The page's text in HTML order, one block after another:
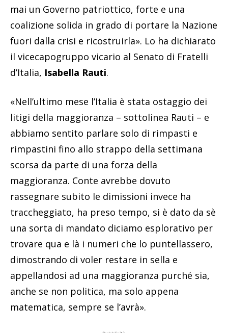
mai un Governo patriottico, forte e una
coalizione solida in grado di portare la Nazione
fuori dalla crisi e ricostruirla». Lo ha dichiarato
il vicecapogruppo vicario al Senato di Fratelli
d’Italia, Isabella Rauti.
«Nell’ultimo mese l’Italia è stata ostaggio dei
litigi della maggioranza – sottolinea Rauti – e
abbiamo sentito parlare solo di rimpasti e
rimpastini fino allo strappo della settimana
scorsa da parte di una forza della
maggioranza. Conte avrebbe dovuto
rassegnare subito le dimissioni invece ha
traccheggiato, ha preso tempo, si è dato da sè
una sorta di mandato diciamo esplorativo per
trovare qua e là i numeri che lo puntellassero,
dimostrando di voler restare in sella e
appellandosi ad una maggioranza purché sia,
anche se non politica, ma solo appena
matematica, sempre se l’avrà».